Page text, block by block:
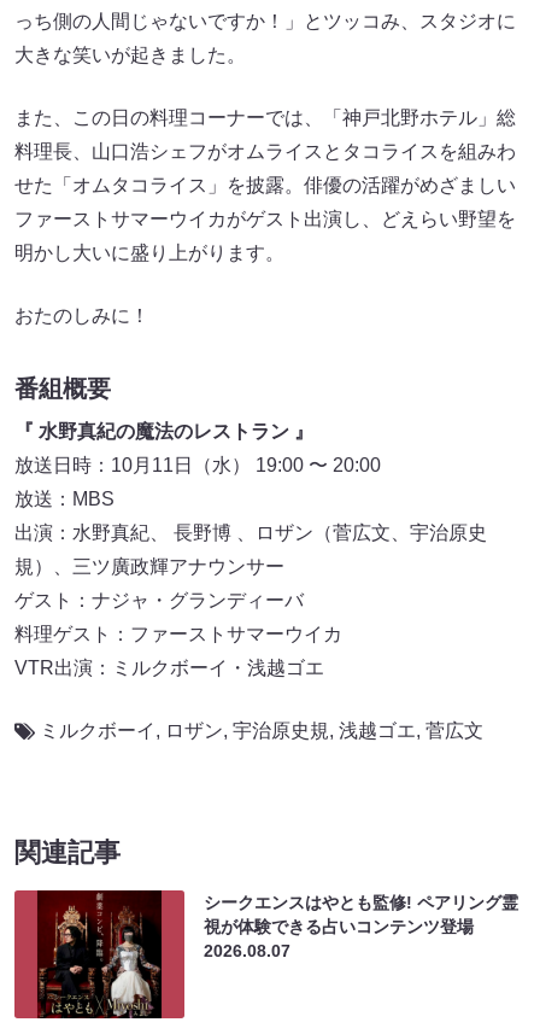
っち側の人間じゃないですか！」とツッコみ、スタジオに
大きな笑いが起きました。
また、この日の料理コーナーでは、「神戸北野ホテル」総
料理長、山口浩シェフがオムライスとタコライスを組みわ
せた「オムタコライス」を披露。俳優の活躍がめざましい
ファーストサマーウイカがゲスト出演し、どえらい野望を
明かし大いに盛り上がります。
おたのしみに！
番組概要
『 水野真紀の魔法のレストラン 』
放送日時：10月11日（水） 19:00 〜 20:00
放送：MBS
出演：水野真紀、 長野博 、ロザン（菅広文、宇治原史
規）、三ツ廣政輝アナウンサー
ゲスト：ナジャ・グランディーバ
料理ゲスト：ファーストサマーウイカ
VTR出演：ミルクボーイ・浅越ゴエ
ミルクボーイ , ロザン, 宇治原史規, 浅越ゴエ, 菅広文
関連記事
シークエンスはやとも監修! ペアリング霊
視が体験できる占いコンテンツ登場
2026.08.07